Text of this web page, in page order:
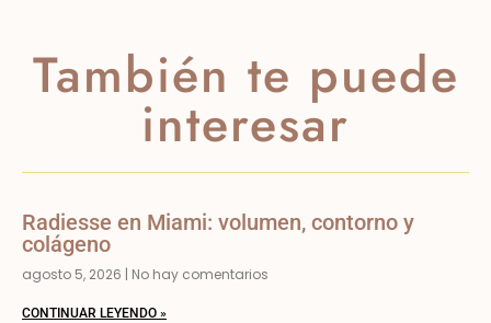
También te puede
interesar
Radiesse en Miami: volumen, contorno y
colágeno
agosto 5, 2026 No hay comentarios
CONTINUAR LEYENDO »